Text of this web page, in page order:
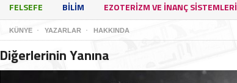
FELSEFE BILIM EZOTERIZM VE INANÇ SISTEMLERI
KÜNYE YAZARLAR HAKKINDA
Diğerlerinin Yanına